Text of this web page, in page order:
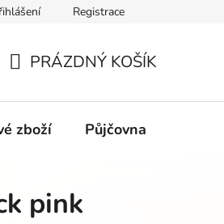
pro odstoupení od kupní smlouvy
Registrace
KOŠÍK
PRÁZDNÝ KOŠÍK
zboží Půjčovna
pink